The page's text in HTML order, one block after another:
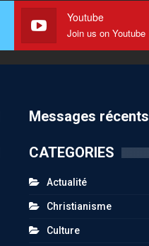
Youtube
Join us on Youtube
Messages récents
CATEGORIES
Actualité
Christianisme
Culture